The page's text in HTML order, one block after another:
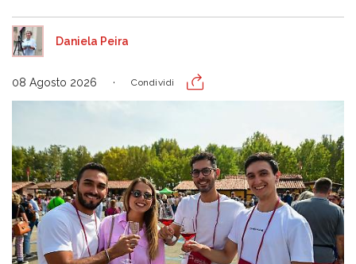
Daniela Peira
08 Agosto 2026 Condividi